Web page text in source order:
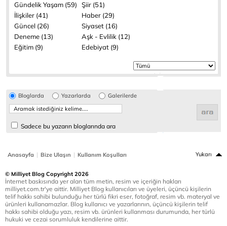
Gündelik Yaşam (59)
Şiir (51)
İlişkiler (41)
Haber (29)
Güncel (26)
Siyaset (16)
Deneme (13)
Aşk - Evlilik (12)
Eğitim (9)
Edebiyat (9)
Bloglarda Yazarlarda Galerilerde
Sadece bu yazarın bloglarında ara
Anasayfa | Bize Ulaşın | Kullanım Koşulları Yukarı
© Milliyet Blog Copyright 2026
İnternet baskısında yer alan tüm metin, resim ve içeriğin hakları
milliyet.com.tr'ye aittir. Milliyet Blog kullanıcıları ve üyeleri, üçüncü kişilerin
telif hakkı sahibi bulunduğu her türlü fikri eser, fotoğraf, resim vb. materyal ve
ürünleri kullanamazlar. Blog kullanıcı ve yazarlarının, üçüncü kişilerin telif
hakkı sahibi olduğu yazı, resim vb. ürünleri kullanması durumunda, her türlü
hukuki ve cezai sorumluluk kendilerine aittir.